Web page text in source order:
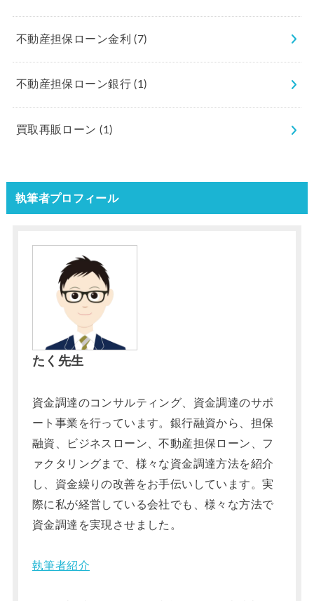
不動産担保ローン金利(7)
不動産担保ローン銀行(1)
買取再販ローン(1)
執筆者プロフィール
たく先生
資金調達のコンサルティング、資金調達のサポ
ート事業を行っています。銀行融資から、担保
融資、ビジネスローン、不動産担保ローン、フ
ァクタリングまで、様々な資金調達方法を紹介
し、資金繰りの改善をお手伝いしています。実
際に私が経営している会社でも、様々な方法で
資金調達を実現させました。
執筆者紹介